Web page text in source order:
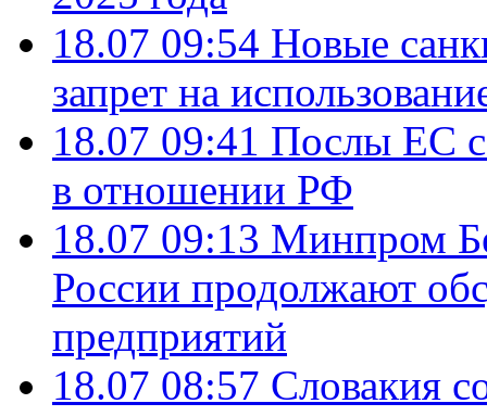
18.07 09:54 Новые
запрет на
18.07 09:41 Послы ЕС
в отношении РФ
18.07 09:13 Минпром
России продолжают
предприятий
18.07 08:57 Словакия